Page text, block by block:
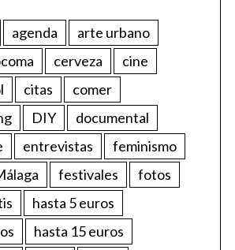
agenda
arte urbano
cerveza
cine
citas
comer
DIY
documental
entrevistas
feminismo
festivales
fotos
hasta 5 euros
hasta 15 euros